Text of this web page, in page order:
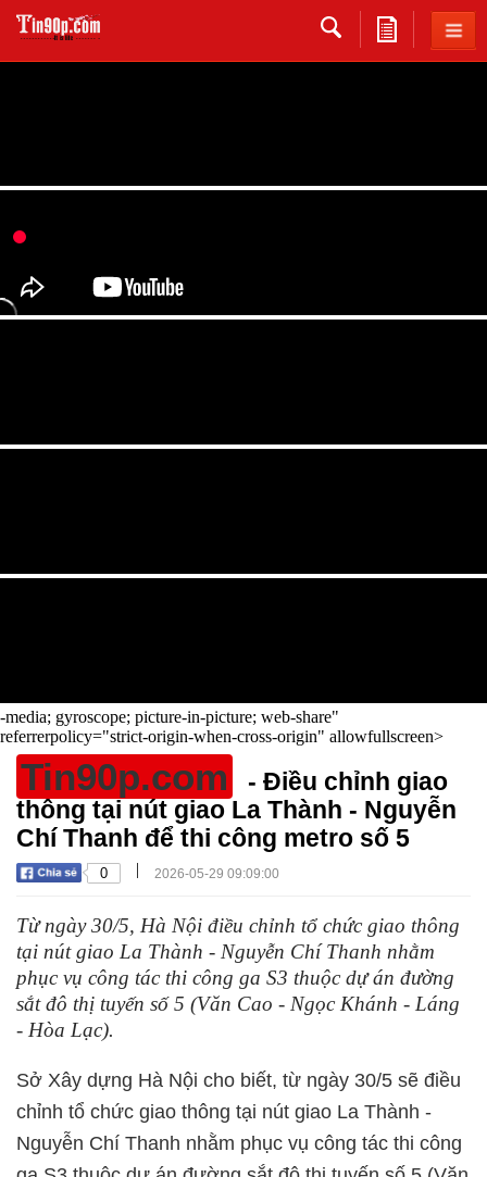
-media; gyroscope; picture-in-picture; web-share"
referrerpolicy="strict-origin-when-cross-origin" allowfullscreen>
Tin90p.com
- Điều chỉnh giao
thông tại nút giao La Thành - Nguyễn
Chí Thanh để thi công metro số 5
0 | 2026-05-29 09:09:00
Từ ngày 30/5, Hà Nội điều chỉnh tổ chức giao thông
tại nút giao La Thành - Nguyễn Chí Thanh nhằm
phục vụ công tác thi công ga S3 thuộc dự án đường
sắt đô thị tuyến số 5 (Văn Cao - Ngọc Khánh - Láng
- Hòa Lạc).
Sở Xây dựng Hà Nội cho biết, từ ngày 30/5 sẽ điều
chỉnh tổ chức giao thông tại nút giao La Thành -
Nguyễn Chí Thanh nhằm phục vụ công tác thi công